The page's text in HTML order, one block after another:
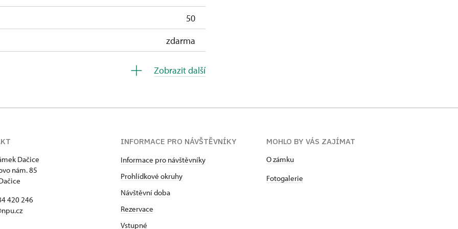
50
zdarma
celou skupinu min. 15 osob)
zdarma
zdarma
zdarma
Zobrazit další
Dačice
nám. 85
420 246
INFORMACE PRO NÁVŠTĚVNÍKY
Informace pro návštěvníky
Prohlídkové okruhy
Návštěvní doba
Rezervace
Vstupné
MOHLO BY VÁS ZAJÍMAT
O zámku
Fotogalerie